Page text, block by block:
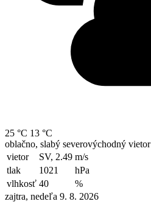
25 °C 13 °C
oblačno, slabý severovýchodný vietor
vietor
SV, 2.49 m/s
tlak
1021
hPa
vlhkosť 40
%
zajtra, nedeľa 9. 8. 2026